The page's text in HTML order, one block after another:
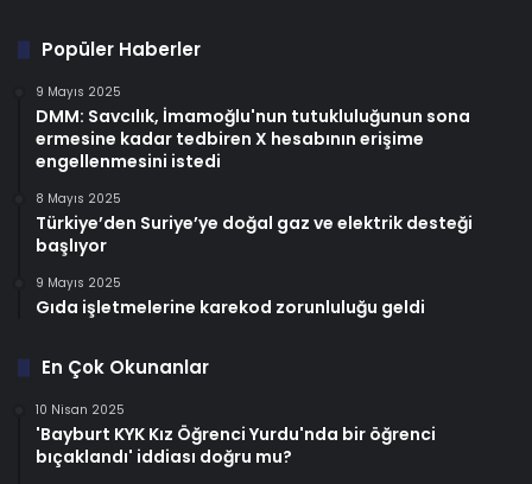
Popüler Haberler
9 Mayıs 2025
DMM: Savcılık, İmamoğlu'nun tutukluluğunun sona
ermesine kadar tedbiren X hesabının erişime
engellenmesini istedi
8 Mayıs 2025
Türkiye’den Suriye’ye doğal gaz ve elektrik desteği
başlıyor
9 Mayıs 2025
Gıda işletmelerine karekod zorunluluğu geldi
En Çok Okunanlar
10 Nisan 2025
'Bayburt KYK Kız Öğrenci Yurdu'nda bir öğrenci
bıçaklandı' iddiası doğru mu?